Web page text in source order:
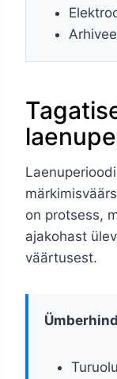
on protsess,
ajakohast
väärtusest.